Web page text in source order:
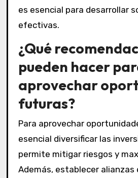
es esencial para desarrollar
efectivas.
¿Qué
pueden hacer
aprovechar
futuras?
Para aprovechar
esencial diversificar las
permite mitigar riesgos y
Además, establecer